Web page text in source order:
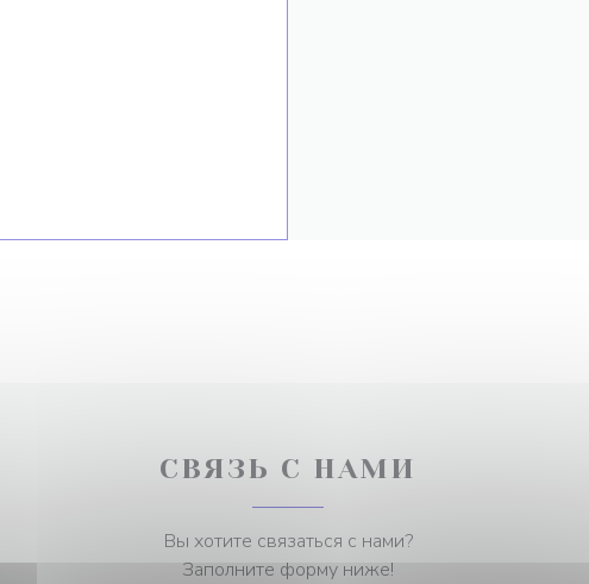
СВЯЗЬ С НАМИ
Вы хотите связаться с нами?
Заполните форму ниже!